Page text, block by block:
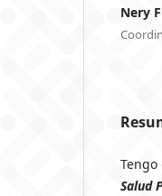
Nery
Salud